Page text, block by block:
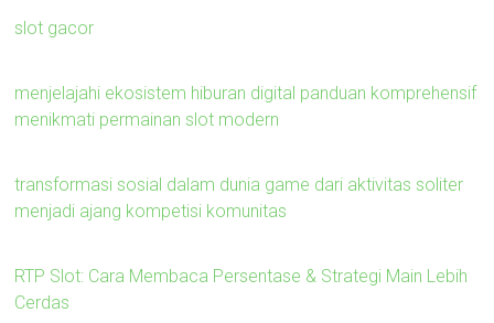
slot gacor
menjelajahi ekosistem hiburan digital panduan komprehensif
menikmati permainan slot modern
transformasi sosial dalam dunia game dari aktivitas soliter
menjadi ajang kompetisi komunitas
RTP Slot: Cara Membaca Persentase & Strategi Main Lebih
Cerdas